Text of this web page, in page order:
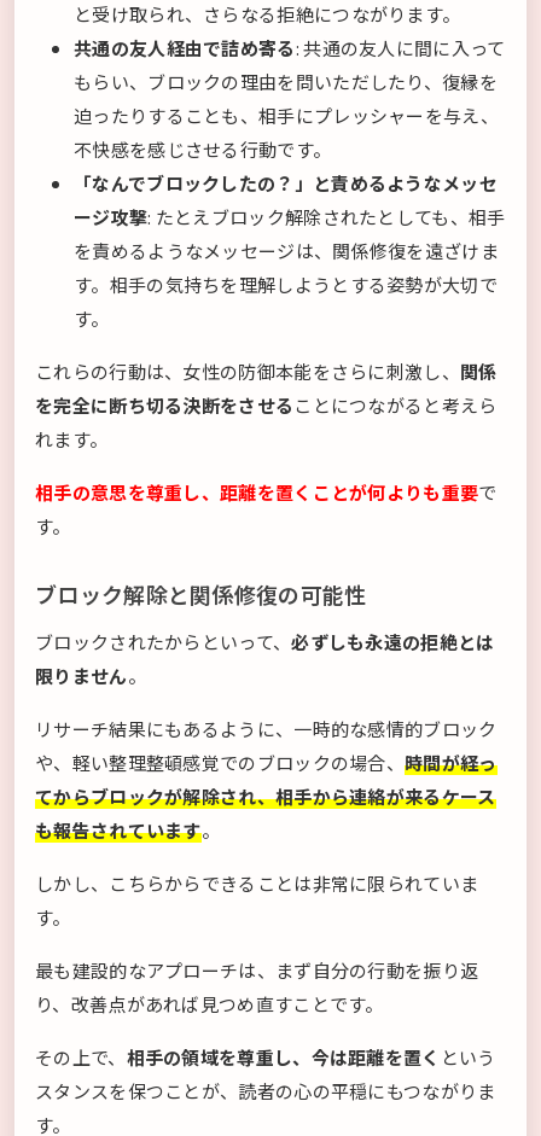
と受け取られ、さらなる拒絶につながります。
共通の友人経由で詰め寄る: 共通の友人に間に入って
もらい、ブロックの理由を問いただしたり、復縁を
迫ったりすることも、相手にプレッシャーを与え、
不快感を感じさせる行動です。
「なんでブロックしたの？」と責めるようなメッセ
ージ攻撃: たとえブロック解除されたとしても、相手
を責めるようなメッセージは、関係修復を遠ざけま
す。相手の気持ちを理解しようとする姿勢が大切で
す。
これらの行動は、女性の防御本能をさらに刺激し、 関係
を完全に断ち切る決断をさせることにつながると考えら
れます。
相手の意思を尊重し、距離を置くことが何よりも重要で
す。
ブロック解除と関係修復の可能性
ブロックされたからといって、必ずしも永遠の拒絶とは
限りません。
リサーチ結果にもあるように、一時的な感情的ブロック
や、軽い整理整頓感覚でのブロックの場合、 時間が経っ
てからブロックが解除され、相手から連絡が来るケース
も報告されています。
しかし、こちらからできることは非常に限られていま
す。
最も建設的なアプローチは、まず自分の行動を振り返
り、改善点があれば見つめ直すことです。
その上で、 相手の領域を尊重し、今は距離を置く という
スタンスを保つことが、読者の心の平穏にもつながりま
す。